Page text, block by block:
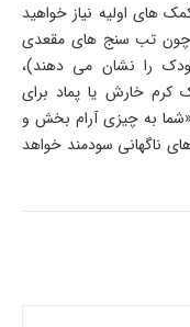
های اولیه نیاز خواهید
تب سنج های مقعدی
را نشان می دهند)،
کرم خارش یا پماد برای
به چیزی آرام بخش و
ناگهانی سودمند خواهد